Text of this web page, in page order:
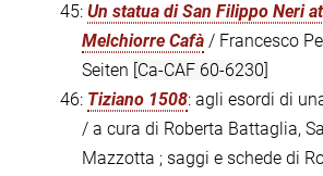
45: Un statua di San Filippo Neri
Melchiorre Cafà / Francesco
Seiten [Ca-CAF 60-6230]
46: Tiziano 1508: agli esordi di
/ a cura di Roberta Battaglia,
Mazzotta ; saggi e schede di